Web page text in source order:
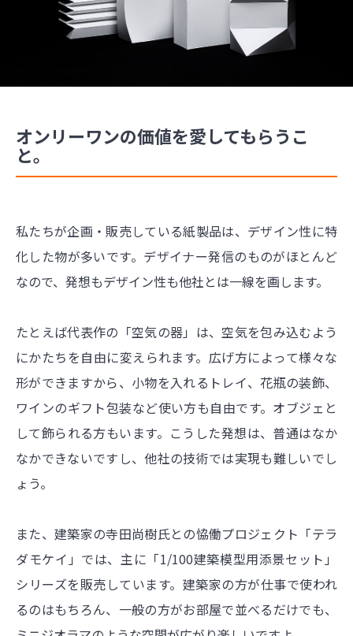
オンリーワンの価値を愛してもらうこ
と。
私たちが企画・販売している紙製品は、デザイン性に特
化した物が多いです。デザイナー発信のものがほとんど
なので、発想もデザイン性も他社とは一線を画します。
たとえば代表作の「空気の器」は、空気を包み込むよう
にかたちを自由に変えられます。広げ方によって様々な
形ができますから、小物を入れるトレイ、花瓶の装飾、
ワインのギフト包装など使い方も自由です。オブジェと
して飾られる方もいます。こうした発想は、普通はなか
なかできないですし、他社の技術では実現も難しいでし
ょう。
また、建築家の寺田尚樹氏との恊働プロジェクト「テラ
ダモケイ」では、主に「1/100建築模型用添景セット」
シリーズを販売しています。建築家の方が仕事で使われ
るのはもちろん、一般の方がお部屋で並べるだけでも、